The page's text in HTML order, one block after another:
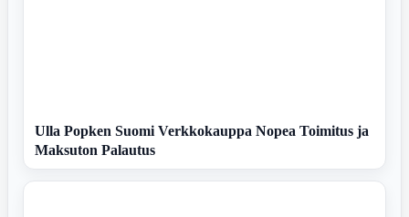
Ulla Popken Suomi Verkkokauppa Nopea Toimitus ja
Maksuton Palautus